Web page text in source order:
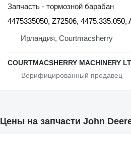
Запчасть - тормозной барабан
4475335050, Z72506, 4475.335.050,
Ирландия, Courtmacsherry
COURTMACSHERRY MACHINERY
Цены на запчасти John